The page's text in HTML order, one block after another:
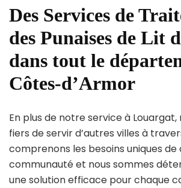
Des Services de
des Punaises de Lit
dans tout le
Côtes-d’Armor
En plus de notre service à Louargat,
fiers de servir d’autres villes à
comprenons les besoins uniques de
communauté et nous sommes
une solution efficace pour chaque